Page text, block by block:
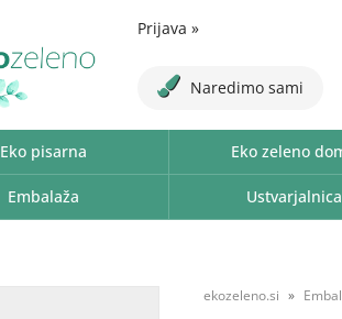
Prijava »
Naredimo sami
Eko pisarna Eko zeleno
Embalaža Ustvarjalnica
ekozeleno.si